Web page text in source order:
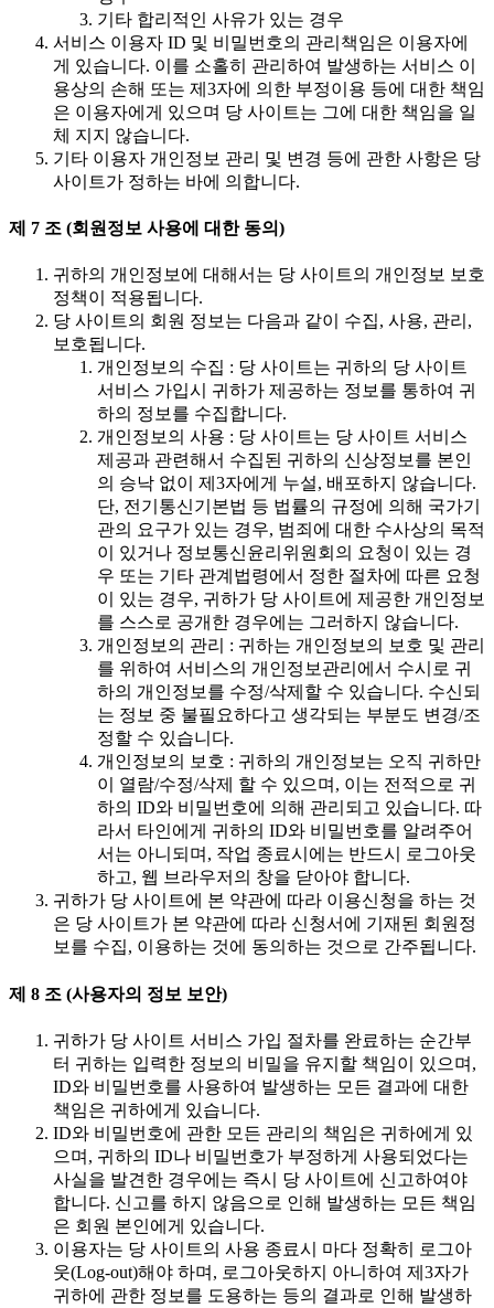
기타 합리적인 사유가 있는 경우
서비스 이용자 ID 및 비밀번호의 관리책임은 이용자에
게 있습니다. 이를 소홀히 관리하여 발생하는 서비스 이
용상의 손해 또는 제3자에 의한 부정이용 등에 대한 책임
은 이용자에게 있으며 당 사이트는 그에 대한 책임을 일
체 지지 않습니다.
기타 이용자 개인정보 관리 및 변경 등에 관한 사항은 당
사이트가 정하는 바에 의합니다.
제 7 조 (회원정보 사용에 대한 동의)
귀하의 개인정보에 대해서는 당 사이트의 개인정보 보호
정책이 적용됩니다.
당 사이트의 회원 정보는 다음과 같이 수집, 사용, 관리,
보호됩니다.
개인정보의 수집 : 당 사이트는 귀하의 당 사이트
서비스 가입시 귀하가 제공하는 정보를 통하여 귀
하의 정보를 수집합니다.
개인정보의 사용 : 당 사이트는 당 사이트 서비스
제공과 관련해서 수집된 귀하의 신상정보를 본인
의 승낙 없이 제3자에게 누설, 배포하지 않습니다.
단, 전기통신기본법 등 법률의 규정에 의해 국가기
관의 요구가 있는 경우, 범죄에 대한 수사상의 목적
이 있거나 정보통신윤리위원회의 요청이 있는 경
우 또는 기타 관계법령에서 정한 절차에 따른 요청
이 있는 경우, 귀하가 당 사이트에 제공한 개인정보
를 스스로 공개한 경우에는 그러하지 않습니다.
개인정보의 관리 : 귀하는 개인정보의 보호 및 관리
를 위하여 서비스의 개인정보관리에서 수시로 귀
하의 개인정보를 수정/삭제할 수 있습니다. 수신되
는 정보 중 불필요하다고 생각되는 부분도 변경/조
정할 수 있습니다.
개인정보의 보호 : 귀하의 개인정보는 오직 귀하만
이 열람/수정/삭제 할 수 있으며, 이는 전적으로 귀
하의 ID와 비밀번호에 의해 관리되고 있습니다. 따
라서 타인에게 귀하의 ID와 비밀번호를 알려주어
서는 아니되며, 작업 종료시에는 반드시 로그아웃
하고, 웹 브라우저의 창을 닫아야 합니다.
귀하가 당 사이트에 본 약관에 따라 이용신청을 하는 것
은 당 사이트가 본 약관에 따라 신청서에 기재된 회원정
보를 수집, 이용하는 것에 동의하는 것으로 간주됩니다.
제 8 조 (사용자의 정보 보안)
귀하가 당 사이트 서비스 가입 절차를 완료하는 순간부
터 귀하는 입력한 정보의 비밀을 유지할 책임이 있으며,
ID와 비밀번호를 사용하여 발생하는 모든 결과에 대한
책임은 귀하에게 있습니다.
ID와 비밀번호에 관한 모든 관리의 책임은 귀하에게 있
으며, 귀하의 ID나 비밀번호가 부정하게 사용되었다는
사실을 발견한 경우에는 즉시 당 사이트에 신고하여야
합니다. 신고를 하지 않음으로 인해 발생하는 모든 책임
은 회원 본인에게 있습니다.
이용자는 당 사이트의 사용 종료시 마다 정확히 로그아
웃(Log-out)해야 하며, 로그아웃하지 아니하여 제3자가
귀하에 관한 정보를 도용하는 등의 결과로 인해 발생하